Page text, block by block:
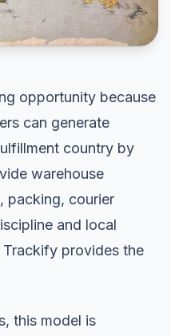
opportunity because
can generate
country by
warehouse
packing, courier
and local
provides the
this model is